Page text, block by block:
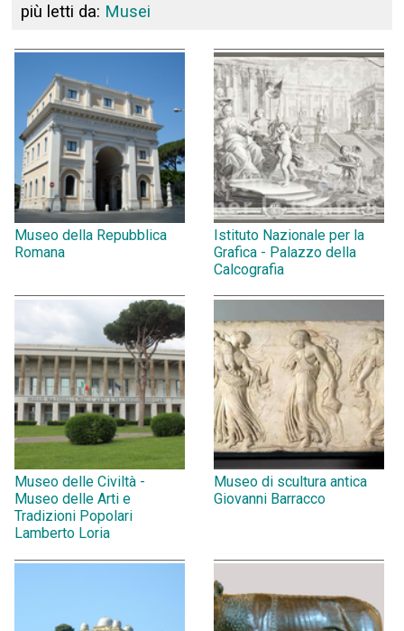
più letti da: Musei
Museo della Repubblica
Romana
Istituto Nazionale per la
Grafica - Palazzo della
Calcografia
Museo delle Civiltà -
Museo delle Arti e
Tradizioni Popolari
Lamberto Loria
Museo di scultura antica
Giovanni Barracco